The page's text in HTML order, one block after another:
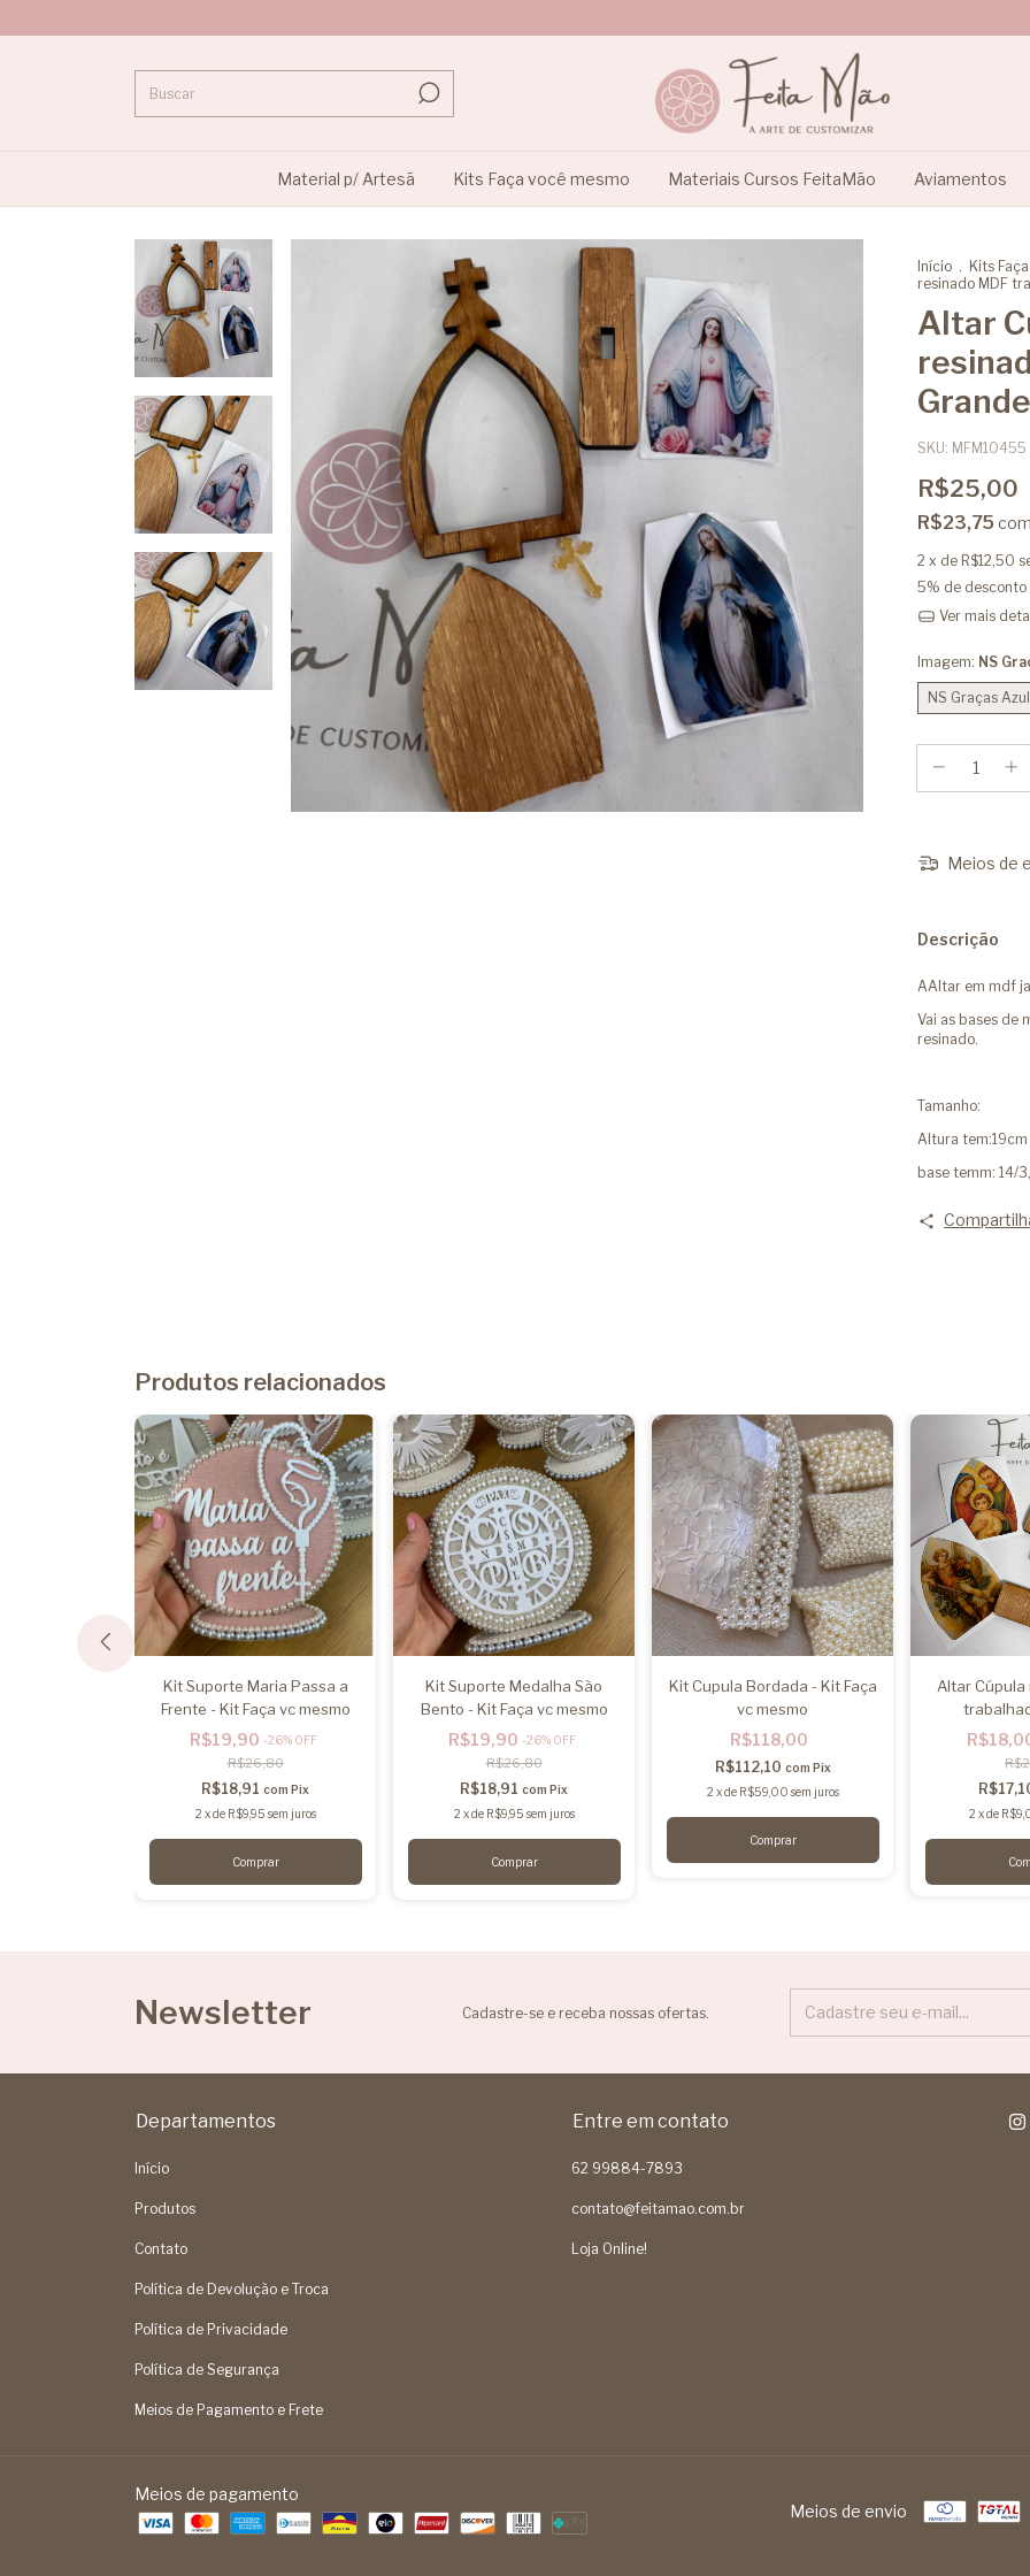
Material p/ Artesã Kits Faça você mesmo Materiais Cursos FeitaMão Aviamentos
Início . Kits
resinado MDF
Altar
Grande
SKU: MFM10455
R$25,00
R$23,75 com
2 x de R$12,50
5% de desconto
Ver mais
Imagem: NS
NS Graças Azul
Meios de
Descrição
AAltar em mdf
Vai as bases de
resinado.
Tamanho:
Altura tem:19cm
base temm: 14/
Produtos relacionados
Kit Suporte Maria Passa a
Frente - Kit Faça vc mesmo
R$19,90 -26% OFF
R$26,80
R$18,91 com Pix
2 xde R$9,95 sem juros
Kit Suporte Medalha São
Bento - Kit Faça vc mesmo
R$19,90 -26% OFF
R$26,80
R$18,91 com Pix
2 xde R$9,95 sem juros
Kit Cupula Bordada - Kit Faça
vc mesmo
R$118,00
R$112,10 com Pix
2 xde R$59,00 sem juros
Altar Cúpula
2 xde
Newsletter Cadastre-se e receba nossas ofertas.
Departamentos
Início
Produtos
Contato
Política de Devolução e Troca
Política de Privacidade
Política de Segurança
Meios de Pagamento e Frete
Entre em contato
62 99884-7893
contato@feitamao.com.br
Loja Online!
Meios de pagamento
Meios de envio